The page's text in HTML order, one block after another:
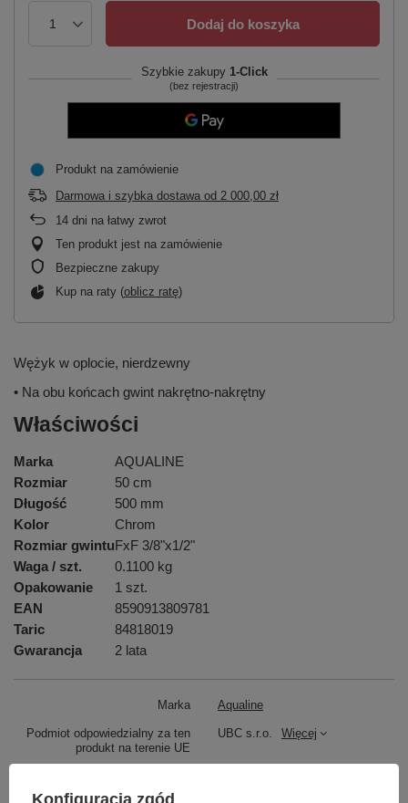
Dodaj do koszyka
Szybkie zakupy 1-Click
(bez rejestracji)
Produkt na zamówienie
Darmowa i szybka dostawa od 2 000,00 zł
14 dni na łatwy zwrot
Ten produkt jest na zamówienie
Bezpieczne zakupy
Kup na raty (oblicz ratę)
Wężyk w oplocie, nierdzewny
• Na obu końcach gwint nakrętno-nakrętny
Właściwości
Marka
AQUALINE
Rozmiar
50 cm
Długość
500 mm
Kolor
Chrom
Rozmiar gwintuFxF 3/8"x1/2"
Waga / szt.
0.1100 kg
Opakowanie
1 szt.
EAN
8590913809781
Taric
84818019
Gwarancja
2 lata
Marka Aqualine
Podmiot odpowiedzialny za ten
produkt na terenie UE
UBC s.r.o. Więcej
Konfiguracja zgód